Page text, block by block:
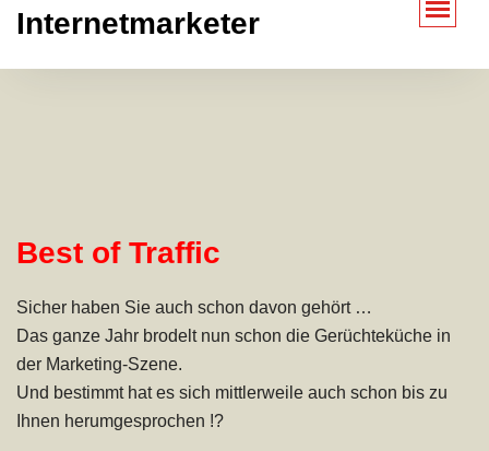
Internetmarketer
Best of Traffic
Sicher haben Sie auch schon davon gehört …
Das ganze Jahr brodelt nun schon die Gerüchteküche in
der Marketing-Szene.
Und bestimmt hat es sich mittlerweile auch schon bis zu
Ihnen herumgesprochen !?